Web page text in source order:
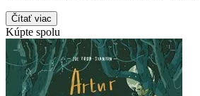
Čítať viac
Kúpte spolu